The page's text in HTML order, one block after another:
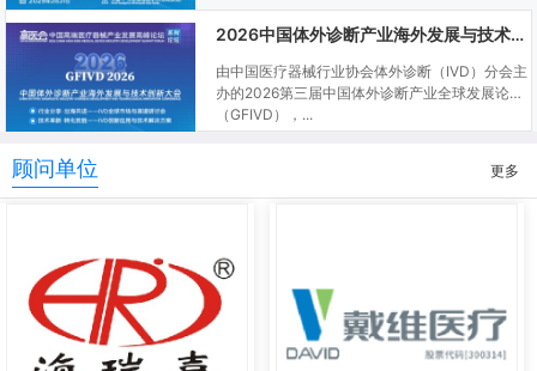
2026中国体外诊断产业海外发展与技术创新大会
由中国医疗器械行业协会体外诊断（IVD）分会主
办的2026第三届中国体外诊断产业全球发展论坛
（GFIVD），...
顾问单位 更多